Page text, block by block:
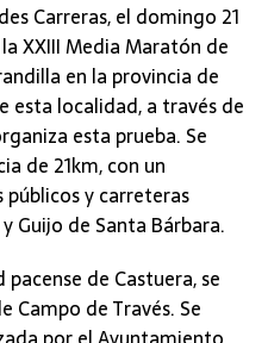
Carreras, el domingo 21
XXIII Media Maratón de
en la provincia de
esta localidad, a través de
esta prueba. Se
de 21km, con un
y carreteras
Guijo de Santa Bárbara.
de Castuera, se
Campo de Través. Se